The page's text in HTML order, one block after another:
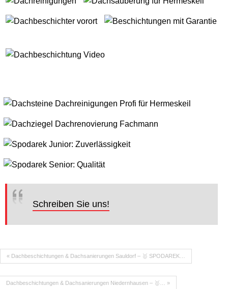
Schreiben Sie uns!
« Dachbeschichtungen & Dachsanierungen Sauldorf – 🥇 SPODAREK…
Dachbeschichtungen & Dachsanierungen Niedernhausen – 🥇… »